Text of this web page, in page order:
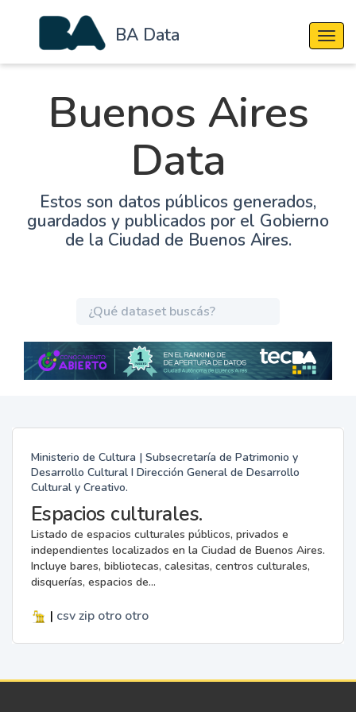
BA Data
Buenos Aires
Data
Estos son datos públicos generados,
guardados y publicados por el Gobierno
de la Ciudad de Buenos Aires.
Ministerio de Cultura | Subsecretaría de Patrimonio y
Desarrollo Cultural I Dirección General de Desarrollo
Cultural y Creativo.
Espacios culturales.
Listado de espacios culturales públicos, privados e
independientes localizados en la Ciudad de Buenos Aires.
Incluye bares, bibliotecas, calesitas, centros culturales,
disquerías, espacios de...
| csv zip otro otro